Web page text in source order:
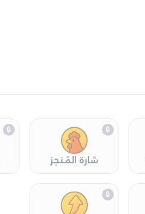
شارة المُنجز
🔒
🔒
🔒